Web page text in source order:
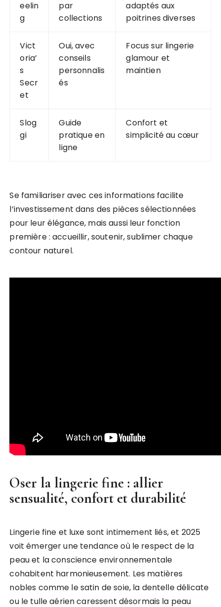
eelin
g
par
collections
adaptés aux
poitrines diverses
Vict
oria’
s
Secr
et
Oui, avec
conseils
personnalis
és
Focus sur lingerie
glamour et
maintien
Slog
gi
Guide
pratique en
ligne
Confort et
simplicité au cœur
Se familiariser avec ces informations facilite
l’investissement dans des pièces sélectionnées
pour leur élégance, mais aussi leur fonction
première : accueillir, soutenir, sublimer chaque
contour naturel.
Oser la lingerie fine : allier
sensualité, confort et durabilité
Lingerie fine et luxe sont intimement liés, et 2025
voit émerger une tendance où le respect de la
peau et la conscience environnementale
cohabitent harmonieusement. Les matières
nobles comme le satin de soie, la dentelle délicate
ou le tulle aérien caressent désormais la peau